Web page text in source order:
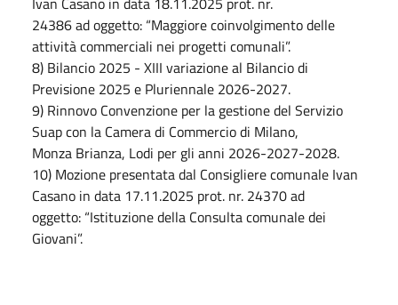
24386 ad oggetto: “Maggiore coinvolgimento delle
attività commerciali nei progetti comunali”.
8) Bilancio 2025 - XIII variazione al Bilancio di
Previsione 2025 e Pluriennale 2026-2027.
9) Rinnovo Convenzione per la gestione del Servizio
Suap con la Camera di Commercio di Milano,
Monza Brianza, Lodi per gli anni 2026-2027-2028.
10) Mozione presentata dal Consigliere comunale Ivan
Casano in data 17.11.2025 prot. nr. 24370 ad
oggetto: “Istituzione della Consulta comunale dei
Giovani”.